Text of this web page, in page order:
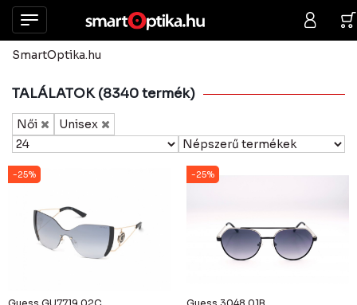
SmartOptika.hu
TALÁLATOK (8340 termék)
Női Unisex
-25% -25%